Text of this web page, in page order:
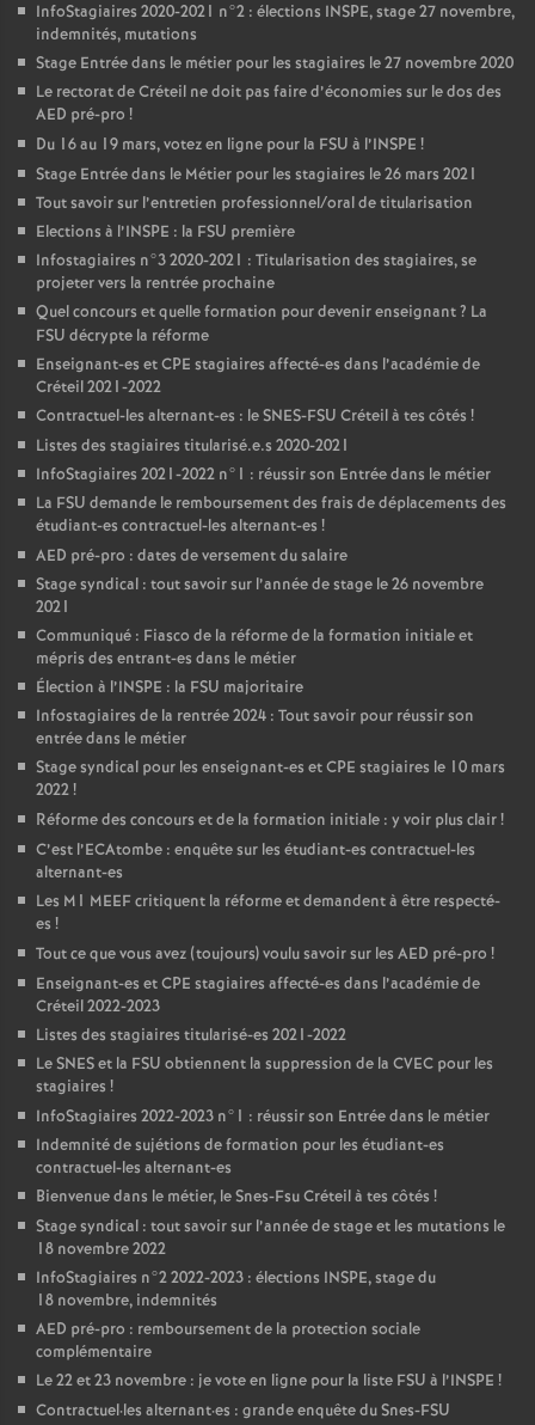
InfoStagiaires 2020-2021 n°2 : élections INSPE, stage 27 novembre,
indemnités, mutations
Stage Entrée dans le métier pour les stagiaires le 27 novembre 2020
Le rectorat de Créteil ne doit pas faire d’économies sur le dos des
AED pré-pro !
Du 16 au 19 mars, votez en ligne pour la FSU à l’INSPE !
Stage Entrée dans le Métier pour les stagiaires le 26 mars 2021
Tout savoir sur l’entretien professionnel/oral de titularisation
Elections à l’INSPE : la FSU première
Infostagiaires n°3 2020-2021 : Titularisation des stagiaires, se
projeter vers la rentrée prochaine
Quel concours et quelle formation pour devenir enseignant? La
FSU décrypte la réforme
Enseignant-es etCPE stagiaires affecté-es dans l’académie de
Créteil 2021-2022
Contractuel-les alternant-es : leSNES-FSU Créteil à tes côtés !
Listes des stagiaires titularisé.e.s 2020-2021
InfoStagiaires 2021-2022 n°1 : réussir son Entrée dans le métier
La FSU demande le remboursement des frais de déplacements des
étudiant-es contractuel-les alternant-es !
AED pré-pro : dates de versement du salaire
Stage syndical : tout savoir sur l’année de stage le 26 novembre
2021
Communiqué : Fiasco de la réforme de la formation initiale et
mépris des entrant-es dans le métier
Élection à l’INSPE : la FSU majoritaire
Infostagiaires de la rentrée 2024 : Tout savoir pour réussir son
entrée dans le métier
Stage syndical pour les enseignant-es etCPE stagiaires le 10 mars
2022!
Réforme des concours et de la formation initiale : y voir plus clair!
C’est l’ECAtombe : enquête sur les étudiant-es contractuel-les
alternant-es
Les M1 MEEFcritiquent la réforme et demandent à être respecté-
es !
Tout ce que vous avez (toujours) voulu savoir sur les AED pré-pro !
Enseignant-es etCPE stagiaires affecté-es dans l’académie de
Créteil 2022-2023
Listes des stagiaires titularisé-es 2021-2022
LeSNESet la FSU obtiennent la suppression de la CVEC pour les
stagiaires !
InfoStagiaires 2022-2023 n°1 : réussir son Entrée dans le métier
Indemnité de sujétions de formation pour les étudiant-es
contractuel-les alternant-es
Bienvenue dans le métier, le Snes-Fsu Créteil à tes côtés !
Stage syndical : tout savoir sur l’année de stage et les mutations le
18 novembre 2022
InfoStagiaires n°2 2022-2023 : élections INSPE, stage du
18 novembre, indemnités
AED pré-pro : remboursement de la protection sociale
complémentaire
Le 22 et 23 novembre : je vote en ligne pour la liste FSU à l’INSPE !
Contractuel·les alternant·es : grande enquête du Snes-FSU